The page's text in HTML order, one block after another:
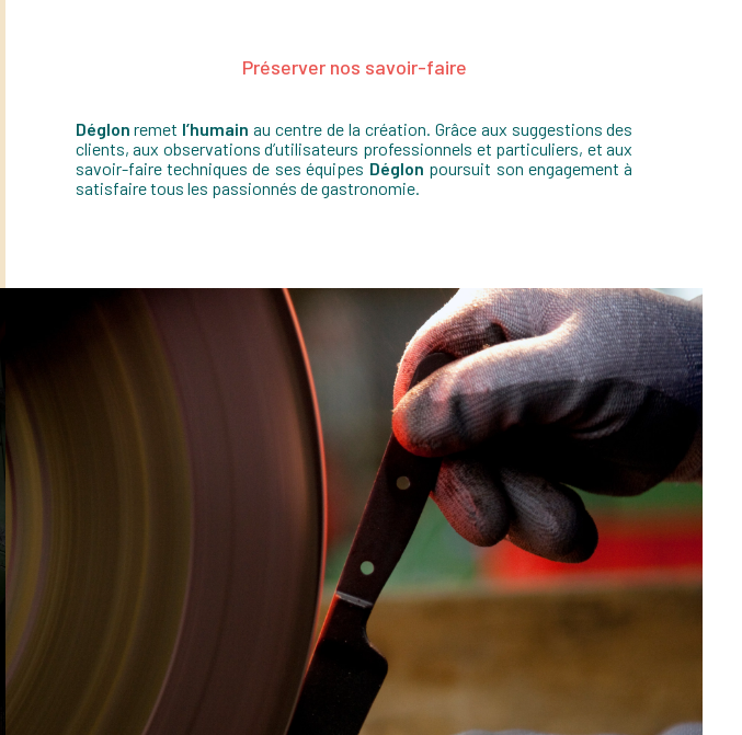
Préserver nos savoir-faire
Déglon remet l’humain au centre de la création. Grâce aux suggestions des
clients, aux observations d’utilisateurs professionnels et particuliers, et aux
savoir-faire techniques de ses équipes Déglon poursuit son engagement à
satisfaire tous les passionnés de gastronomie.